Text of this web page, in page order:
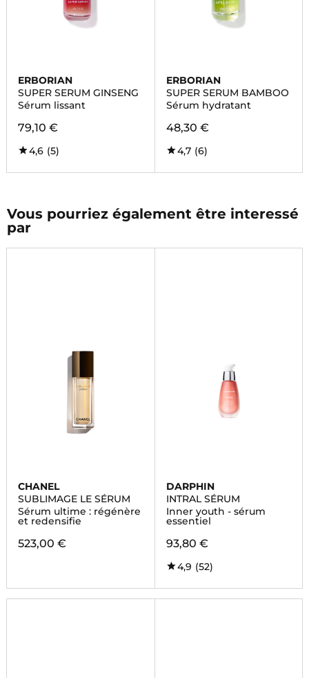
ERBORIAN
SUPER SERUM GINSENG
Sérum lissant
79,10 €
4,6 (5)
ERBORIAN
SUPER SERUM BAMBOO
Sérum hydratant
48,30 €
4,7 (6)
Vous pourriez également être interessé
par
CHANEL
SUBLIMAGE LE SÉRUM
Sérum ultime : régénère
et redensifie
523,00 €
DARPHIN
INTRAL SÉRUM
Inner youth - sérum
essentiel
93,80 €
4,9 (52)